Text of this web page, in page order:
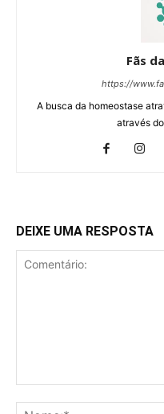
Fãs
https://
A busca da homeostase
através
DEIXE UMA RESPOSTA